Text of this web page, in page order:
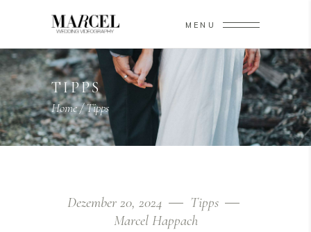
MENU
TIPPS
Home/Tipps
Dezember 20, 2024
Tipps
Marcel Happach